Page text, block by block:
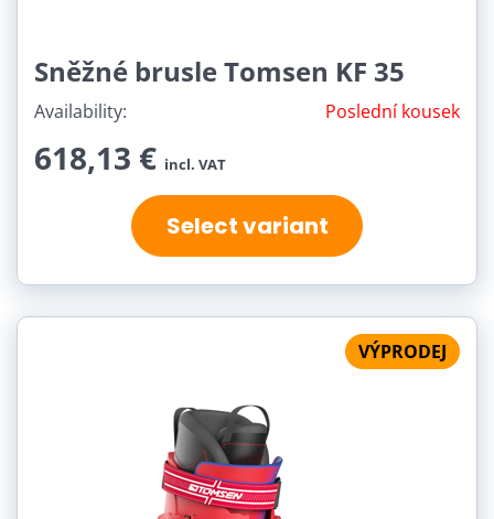
Sněžné brusle Tomsen KF 35
Availability: Poslední kousek
618,13 € incl. VAT
Select variant
VÝPRODEJ